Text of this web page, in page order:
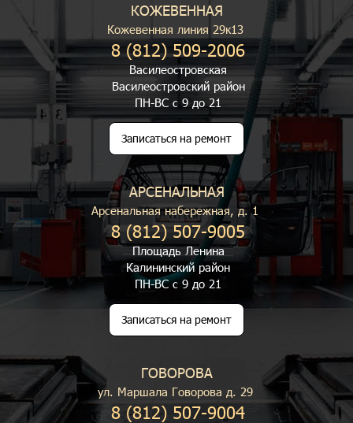
КОЖЕВЕННАЯ
Кожевенная линия 29к13
8 (812) 509-2006
Василеостровская
Василеостровский район
ПН-ВС с 9 до 21
Записаться на ремонт
АРСЕНАЛЬНАЯ
Арсенальная набережная, д. 1
8 (812) 507-9005
Площадь Ленина
Калининский район
ПН-ВС с 9 до 21
Записаться на ремонт
ГОВОРОВА
ул. Маршала Говорова д. 29
8 (812) 507-9004